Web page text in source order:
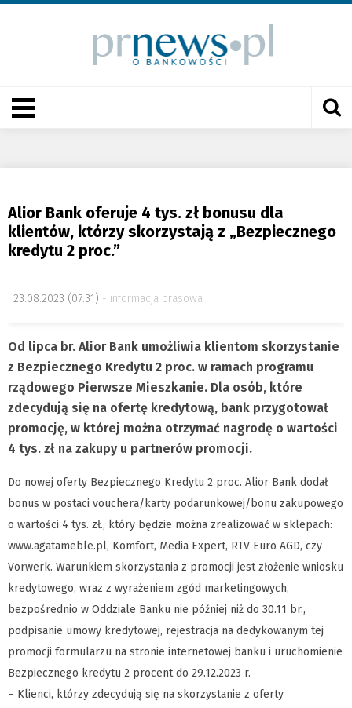
Alior Bank oferuje 4 tys. zł bonusu dla
klientów, którzy skorzystają z „Bezpiecznego
kredytu 2 proc.”
23.08.2023 (07:31) informacja prasowa
Od lipca br. Alior Bank umożliwia klientom skorzystanie
z Bezpiecznego Kredytu 2 proc. w ramach programu
rządowego Pierwsze Mieszkanie. Dla osób, które
zdecydują się na ofertę kredytową, bank przygotował
promocję, w której można otrzymać nagrodę o wartości
4 tys. zł na zakupy u partnerów promocji.
Do nowej oferty Bezpiecznego Kredytu 2 proc. Alior Bank dodał
bonus w postaci vouchera/karty podarunkowej/bonu zakupowego
o wartości 4 tys. zł., który będzie można zrealizować w sklepach:
www.agatameble.pl, Komfort, Media Expert, RTV Euro AGD, czy
Vorwerk. Warunkiem skorzystania z promocji jest złożenie wniosku
kredytowego, wraz z wyrażeniem zgód marketingowych,
bezpośrednio w Oddziale Banku nie później niż do 30.11 br.,
podpisanie umowy kredytowej, rejestracja na dedykowanym tej
promocji formularzu na stronie internetowej banku i uruchomienie
Bezpiecznego kredytu 2 procent do 29.12.2023 r.
– Klienci, którzy zdecydują się na skorzystanie z oferty